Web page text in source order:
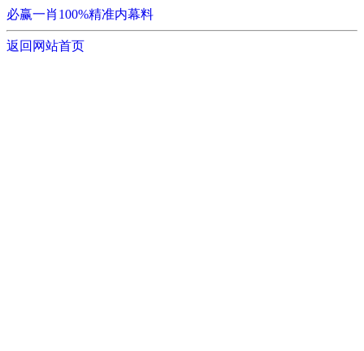
必赢一肖100%精准内幕料
返回网站首页